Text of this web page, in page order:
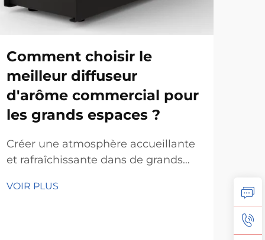
Comment choisir le
meilleur diffuseur
d'arôme commercial pour
les grands espaces ?
Créer une atmosphère accueillante
et rafraîchissante dans de grands
hôtels, les bureaux, les centres
VOIR PLUS